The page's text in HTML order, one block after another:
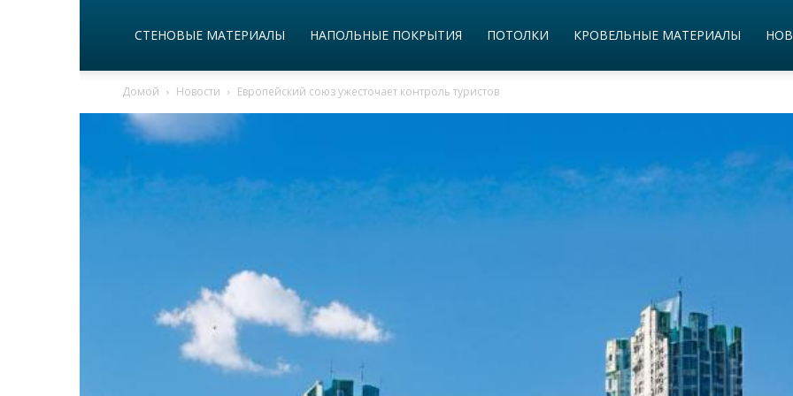
СТЕНОВЫЕ МАТЕРИАЛЫ НАПОЛЬНЫЕ ПОКРЫТИЯ ПОТОЛКИ КРОВЕЛЬНЫЕ МАТЕРИАЛЫ
Домой Новости Европейский союз ужесточает контроль туристов